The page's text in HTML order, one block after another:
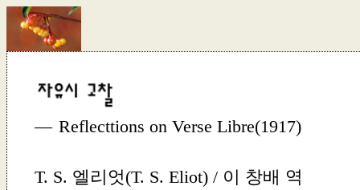
— Reflecttions on Verse Libre(1917)
T. S. 엘리엇(T. S. Eliot) / 이 창배 역